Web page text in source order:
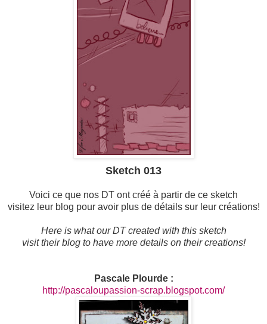
Sketch 013
Voici ce que nos DT ont créé à partir de ce sketch
visitez leur blog pour avoir plus de détails sur leur créations!
Here is what our DT created with this sketch
visit their blog to have more details on their creations!
Pascale Plourde :
http://pascaloupassion-scrap.blogspot.com/